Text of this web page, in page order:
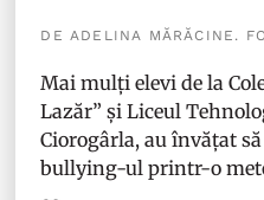
DE ADELINA MĂRĂCINE.
Mai mulți elevi de la
Lazăr” și Liceul
Ciorogârla, au învățat
bullying-ul printr-o